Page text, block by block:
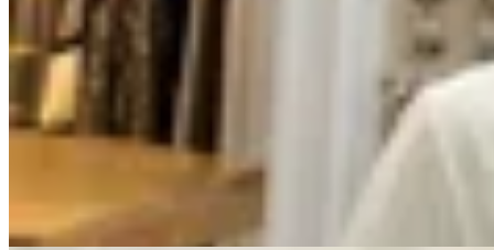
No se lo digas
Remera Ícono NSLD